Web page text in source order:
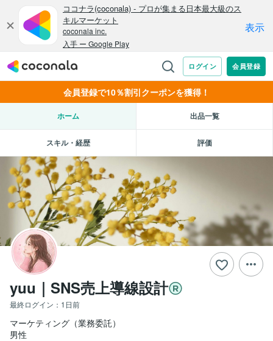
会員登録で10％割引クーポンを獲得！
ホーム 出品一覧
スキル・経歴 評価
yuu｜SNS売上導線設計
最終ログイン： 1日前
マーケティング（業務委託）
男性